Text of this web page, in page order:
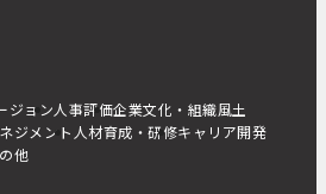
ジョン人事評価企業文化・組織風土
ジメント 人材育成・研修キャリア開発
他